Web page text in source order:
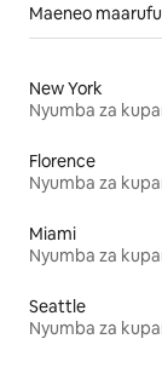
Maeneo
New York
Florence
Miami
Seattle